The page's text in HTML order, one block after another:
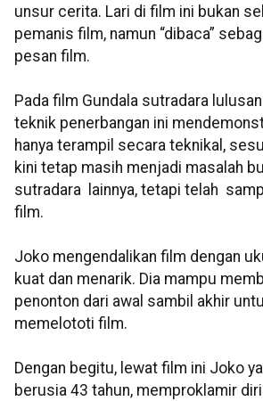
unsur cerita. Lari di film ini bukan
pemanis film, namun “dibaca”
pesan film.
Pada film Gundala sutradara
teknik penerbangan ini
hanya terampil secara teknikal,
kini tetap masih menjadi masalah
sutradara lainnya, tetapi telah
film.
Joko mengendalikan film dengan
kuat dan menarik. Dia mampu
penonton dari awal sambil akhir
memelototi film.
Dengan begitu, lewat film ini Joko
berusia 43 tahun, memproklamir